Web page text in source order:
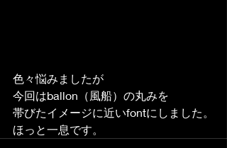
色々悩みましたが
今回はballon（風船）の丸みを
帯びたイメージに近いfontにしました。
ほっと一息です。